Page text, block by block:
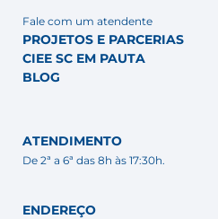
Fale com um atendente
PROJETOS E PARCERIAS
CIEE SC EM PAUTA
BLOG
ATENDIMENTO
De 2ª a 6ª das 8h às 17:30h.
ENDEREÇO